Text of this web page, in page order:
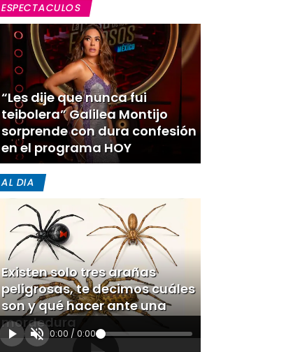
ESPECTACULOS
“Les dije que nunca fui
teibolera” Galilea Montijo
sorprende con dura confesión
en el programa HOY
AL DIA
Existen solo tres arañas
peligrosas, te decimos cuáles
son y qué hacer ante una
mordedura
0:00 / 0:00